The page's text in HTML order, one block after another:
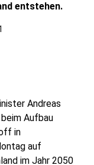
entstehen.
Andreas
Aufbau
in
auf
im Jahr 2050